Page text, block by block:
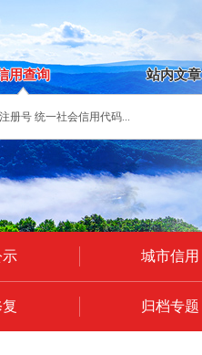
用查询 站内文章
示 城市信用
归档专题